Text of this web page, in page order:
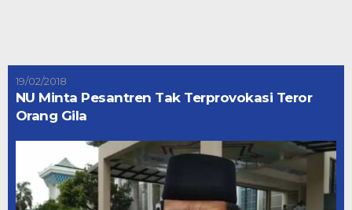
19/02/2018
NU Minta Pesantren Tak Terprovokasi Teror
Orang Gila